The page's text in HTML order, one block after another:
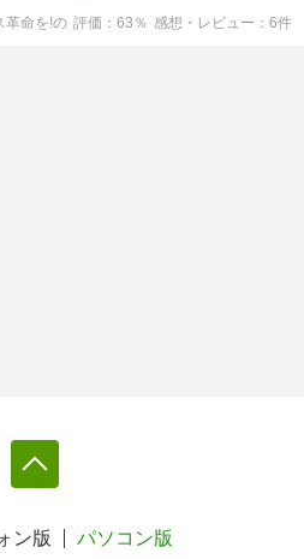
革命を!の 評価 63 ％ 感想・レビュー 6件
ン版 パソコン版